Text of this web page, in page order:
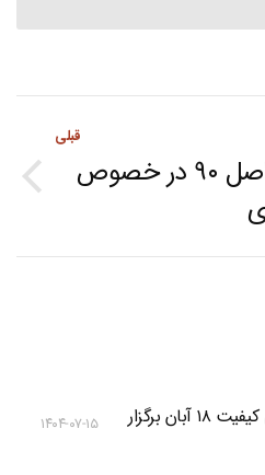
قبلی
Previous
نامه کمیسیون اصل ۹۰ در خصوص
مراسم بزرگداشت روز ملی کیفیت ۱۸ آبان برگزار
۱۴۰۴-۰۷-۱۵